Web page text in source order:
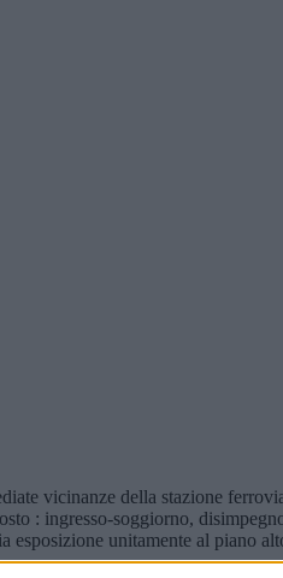
vicinanze della stazione
: ingresso-soggiorno,
unitamente al piano